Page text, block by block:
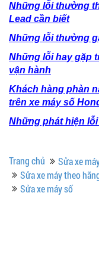
Những lỗi thường
Lead cần biết
Những lỗi thường
Những lỗi hay gặp
vận hành
Khách hàng phàn
trên xe máy số
Những phát hiện
Trang chủ Sửa xe
Sửa xe máy theo
Sửa xe máy số